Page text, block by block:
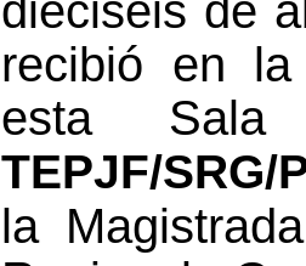
recibió en
esta
TEPJF/SRG/
la